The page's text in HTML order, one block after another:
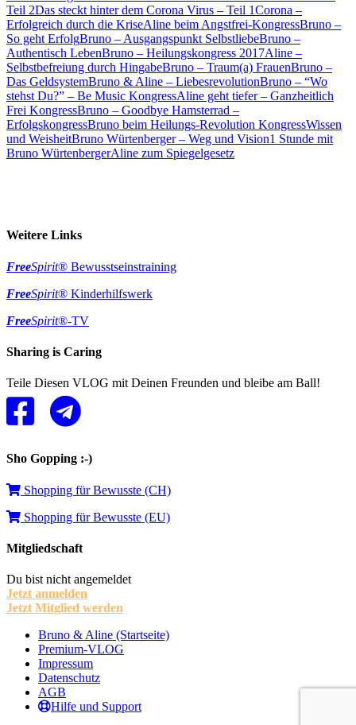
Teil 2Das steckt hinter dem Corona Virus – Teil 1Corona –
Erfolgreich durch die KriseAline beim Angstfrei-KongressBruno –
So geht ErfolgBruno – Ausgangspunkt SelbstliebeBruno –
Authentisch LebenBruno – Heilungskongress 2017Aline –
Selbstbefreiung durch HingabeBruno – Traum(a) FrauenBruno –
Das GeldsystemBruno & Aline – LiebesrevolutionBruno – “Wo
stehst Du?” – Be Music KongressAline geht tiefer – Ganzheitlich
Frei KongressBruno – Goodbye Hamsterrad –
ErfolgskongressBruno beim Heilungs-Revolution KongressWissen
und WeisheitBruno Würtenberger – Weg und Vision1 Stunde mit
Bruno WürtenbergerAline zum Spiegelgesetz
Weitere Links
FreeSpirit® Bewusstseinstraining
FreeSpirit® Kinderhilfswerk
FreeSpirit®-TV
Sharing is Caring
Teile Diesen VLOG mit Deinen Freunden und bleibe am Ball!
Sho Gopping :-)
Shopping für Bewusste (CH)
Shopping für Bewusste (EU)
Mitgliedschaft
Du bist nicht angemeldet
Jetzt anmelden
Jetzt Mitglied werden
Bruno & Aline (Startseite)
Premium-VLOG
Impressum
Datenschutz
AGB
Hilfe und Support